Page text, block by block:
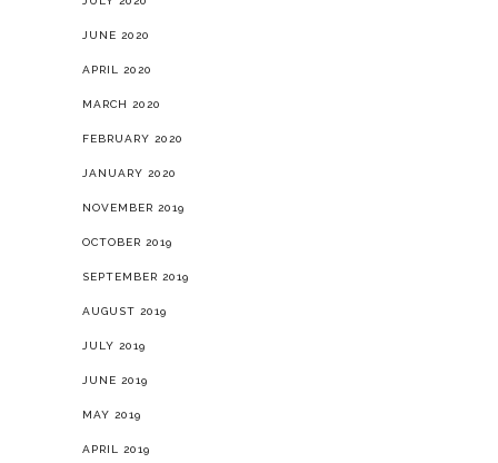
JUNE 2020
APRIL 2020
MARCH 2020
FEBRUARY 2020
JANUARY 2020
NOVEMBER 2019
OCTOBER 2019
SEPTEMBER 2019
AUGUST 2019
JULY 2019
JUNE 2019
MAY 2019
APRIL 2019